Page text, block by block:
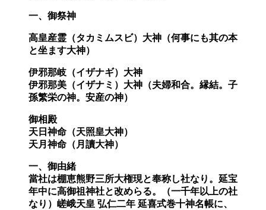
一、御祭神
高皇産霊 （タカミムスビ） 大神（何事にも其の本
と坐ます大神）
伊邪那岐 （イザナギ） 大神
伊邪那美 （イザナミ） 大神（夫婦和合。縁結。子
孫繁栄の神。安産の神）
御相殿
天日神命（天照皇大神）
天月神命（月讀大神）
一、御由緒
當社は棚恵熊野三所大権現と奉称し社なり。延宝
年中に高御祖神社と改めらる。（一千年以上の社
なり）嵯峨天皇 弘仁二年 延喜式巻十神名帳に、